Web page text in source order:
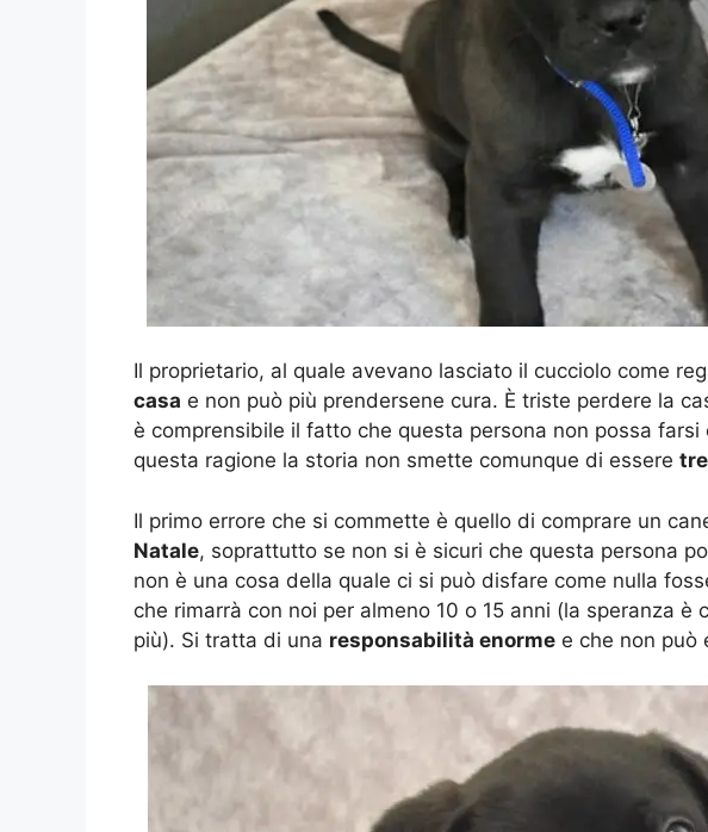
Il proprietario, al quale avevano lasciato il cucciolo come
casa e non può più prendersene cura. È triste perdere la
è comprensibile il fatto che questa persona non possa
questa ragione la storia non smette comunque di essere
Il primo errore che si commette è quello di comprare un
Natale, soprattutto se non si è sicuri che questa persona
non è una cosa della quale ci si può disfare come nulla
che rimarrà con noi per almeno 10 o 15 anni (la speranza è
più). Si tratta di una responsabilità enorme e che non può